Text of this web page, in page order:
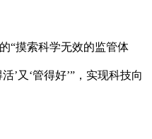
摸索科学无效的监管体
’又‘管得好’”，实现科技向